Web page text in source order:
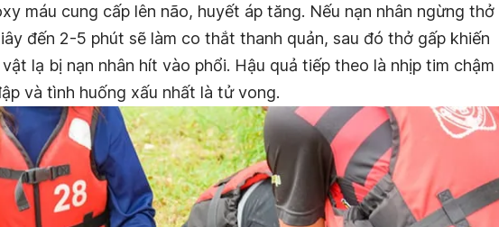
máu cung cấp lên não, huyết áp tăng. Nếu nạn nhân ngừng thở
đến 2-5 phút sẽ làm co thắt thanh quản, sau đó thở gấp khiến
lạ bị nạn nhân hít vào phổi. Hậu quả tiếp theo là nhịp tim chậm
và tình huống xấu nhất là tử vong.